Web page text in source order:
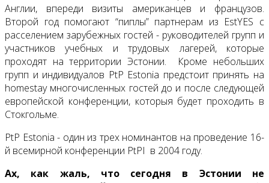
Англии, впереди визиты американцев и французов.
Второй год помогают “пиплы” партнерам из EstYES с
расселением зарубежных гостей - руководителей групп и
участников учебных и трудовых лагерей, которые
проходят на территории Эстонии. Кроме небольших
групп и индивидуалов PtP Estonia предстоит принять на
homestay многочисленных гостей до и после следующей
европейской конференции, которыя будет проходить в
Стокгольме.
PtP Estonia - один из трех номинантов на проведение 16-
й всемирной конференции PtPI в 2004 году.
Ах, как жаль, что сегодня в Эстонии не